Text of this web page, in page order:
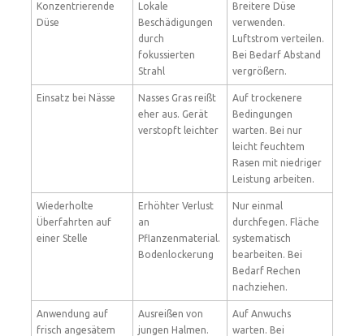
Konzentrierende
Düse
Lokale
Beschädigungen
durch
fokussierten
Strahl
Breitere Düse
verwenden.
Luftstrom verteilen.
Bei Bedarf Abstand
vergrößern.
Einsatz bei Nässe
Nasses Gras reißt
eher aus. Gerät
verstopft leichter
Auf trockenere
Bedingungen
warten. Bei nur
leicht feuchtem
Rasen mit niedriger
Leistung arbeiten.
Wiederholte
Überfahrten auf
einer Stelle
Erhöhter Verlust
an
Pflanzenmaterial.
Bodenlockerung
Nur einmal
durchfegen. Fläche
systematisch
bearbeiten. Bei
Bedarf Rechen
nachziehen.
Anwendung auf
frisch angesätem
Ausreißen von
jungen Halmen.
Auf Anwuchs
warten. Bei